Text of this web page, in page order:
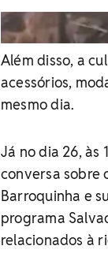
Além disso, a
acessórios,
mesmo dia.
Já no dia 26, às
conversa sobre
Barroquinha e
programa
relacionados à